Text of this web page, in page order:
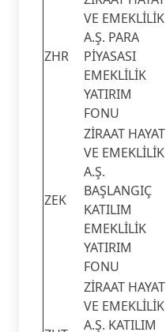
ZHR
VE EMEKLİLİK
A.Ş. PARA
PİYASASI
EMEKLİLİK
YATIRIM
FONU
ZEK
ZİRAAT HAYAT
VE EMEKLİLİK
A.Ş.
BAŞLANGIÇ
KATILIM
EMEKLİLİK
YATIRIM
FONU
ZİRAAT HAYAT
VE EMEKLİLİK
A.Ş. KATILIM